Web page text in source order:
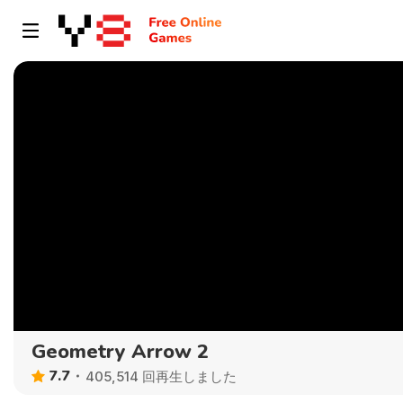
Geometry Arrow 2
7.7 405,514 回再生しました